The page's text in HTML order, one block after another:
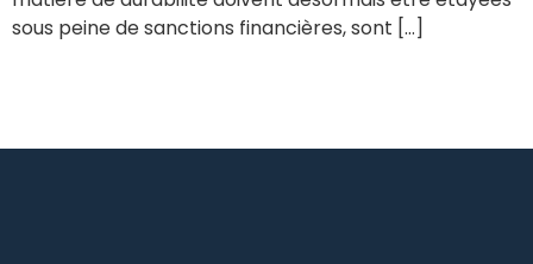
sous peine de sanctions financières, sont […]